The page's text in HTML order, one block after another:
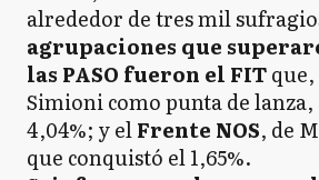
alrededor de tres mil
agrupaciones que
las PASO fueron el FIT
Simioni como punta de
4,04%; y elFrente NOS, de
que conquistó el 1,65%.